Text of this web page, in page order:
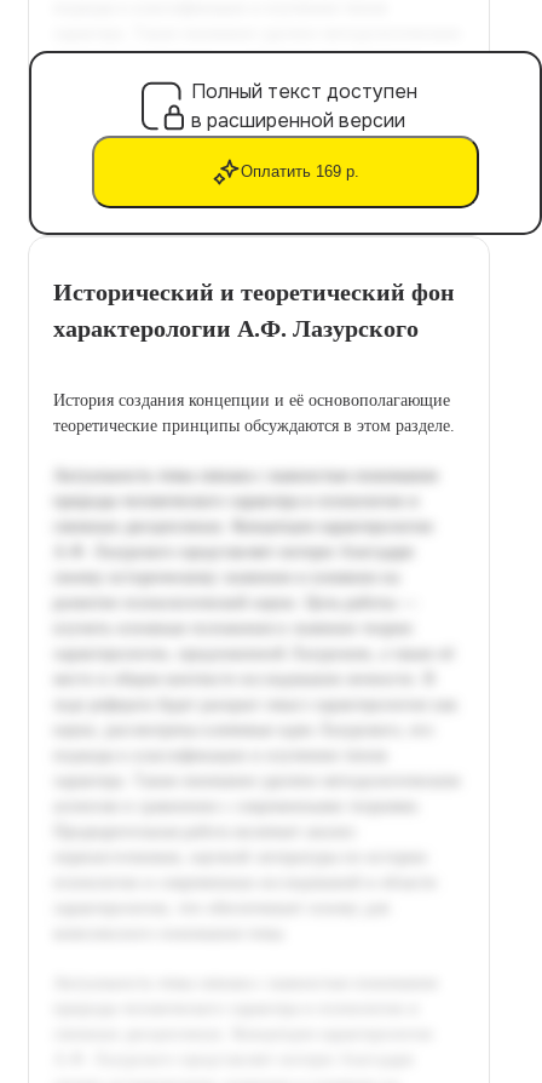
Полный текст доступен
в расширенной версии
Оплатить 169 р.
Исторический и теоретический фон
характерологии А.Ф. Лазурского
История создания концепции и её основополагающие
теоретические принципы обсуждаются в этом разделе.